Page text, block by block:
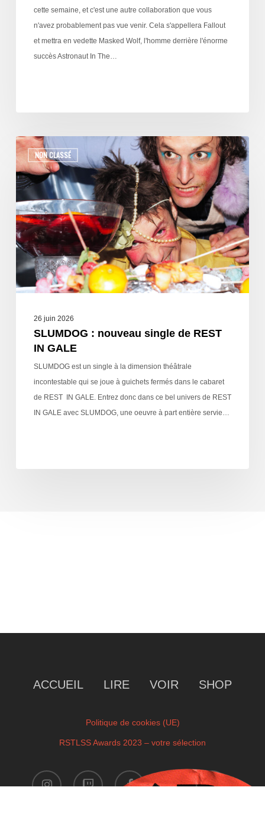
cette semaine, et c'est une autre collaboration que vous
n'avez probablement pas vue venir. Cela s'appellera Fallout
et mettra en vedette Masked Wolf, l'homme derrière l'énorme
succès Astronaut In The…
NON CLASSÉ
26 juin 2026
SLUMDOG : nouveau single de REST
IN GALE
SLUMDOG est un single à la dimension théâtrale
incontestable qui se joue à guichets fermés dans le cabaret
de REST IN GALE. Entrez donc dans ce bel univers de REST
IN GALE avec SLUMDOG, une oeuvre à part entière servie…
ACCUEIL LIRE VOIR SHOP
Politique de cookies (UE)
RSTLSS Awards 2023 – votre sélection
instagram twitch facebook youtube
x-
twitter